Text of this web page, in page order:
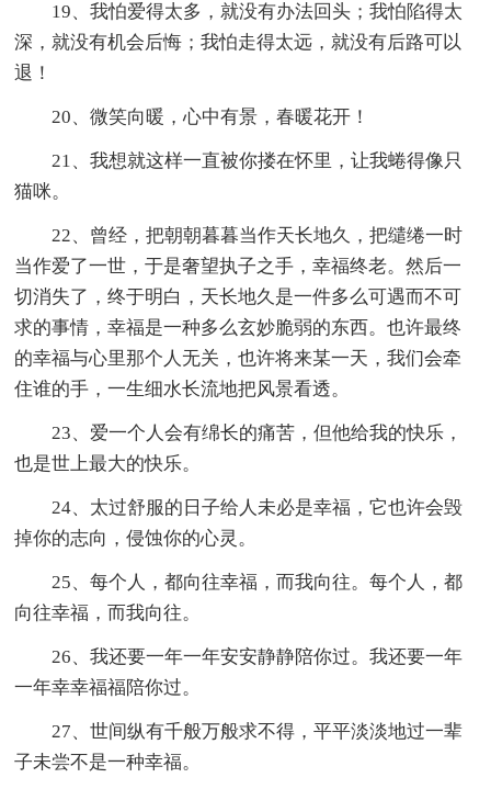
19、我怕爱得太多，就没有办法回头；我怕陷得太
深，就没有机会后悔；我怕走得太远，就没有后路可以
退！
20、微笑向暖，心中有景，春暖花开！
21、我想就这样一直被你搂在怀里，让我蜷得像只
猫咪。
22、曾经，把朝朝暮暮当作天长地久，把缱绻一时
当作爱了一世，于是奢望执子之手，幸福终老。然后一
切消失了，终于明白，天长地久是一件多么可遇而不可
求的事情，幸福是一种多么玄妙脆弱的东西。也许最终
的幸福与心里那个人无关，也许将来某一天，我们会牵
住谁的手，一生细水长流地把风景看透。
23、爱一个人会有绵长的痛苦，但他给我的快乐，
也是世上最大的快乐。
24、太过舒服的日子给人未必是幸福，它也许会毁
掉你的志向，侵蚀你的心灵。
25、每个人，都向往幸福，而我向往。每个人，都
向往幸福，而我向往。
26、我还要一年一年安安静静陪你过。我还要一年
一年幸幸福福陪你过。
27、世间纵有千般万般求不得，平平淡淡地过一辈
子未尝不是一种幸福。